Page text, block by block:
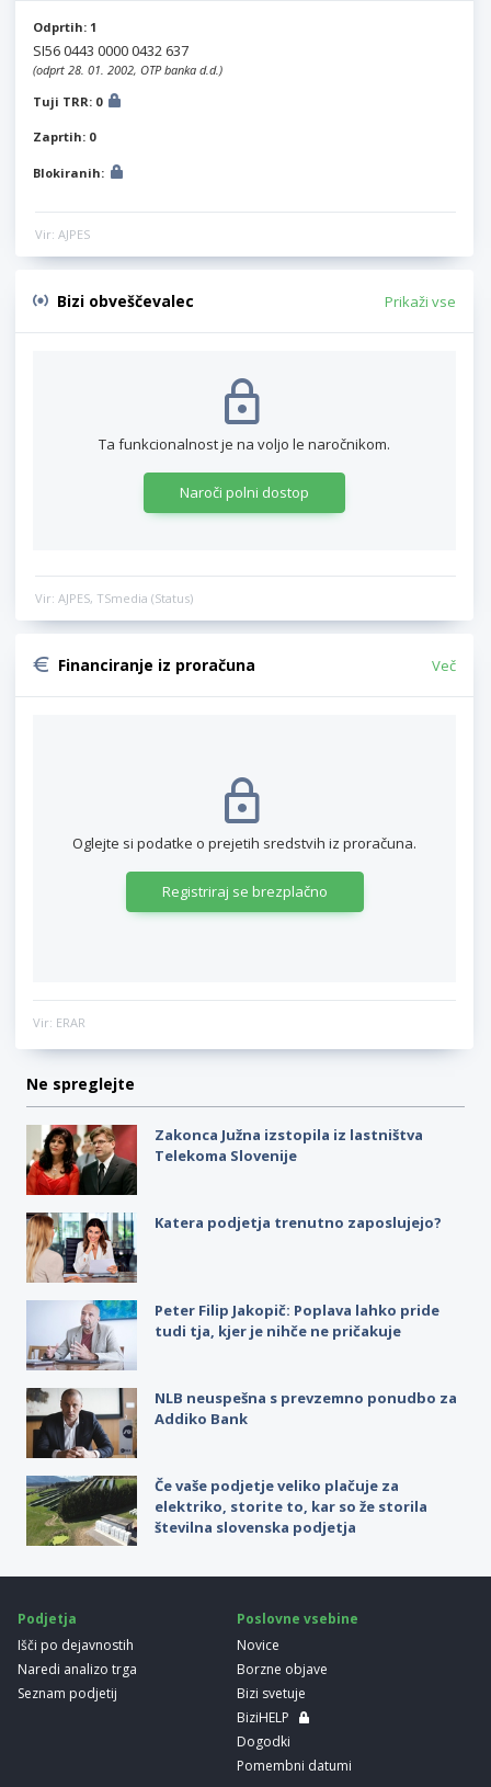
Odprtih: 1
SI56 0443 0000 0432 637
(odprt 28. 01. 2002, OTP banka d.d.)
Tuji TRR: 0
Zaprtih: 0
Blokiranih:
Vir: AJPES
Bizi obveščevalec Prikaži vse
Ta funkcionalnost je na voljo le naročnikom.
Naroči polni dostop
Vir: AJPES, TSmedia (Status)
Financiranje iz proračuna Več
Oglejte si podatke o prejetih sredstvih iz proračuna.
Registriraj se brezplačno
Vir: ERAR
Ne spreglejte
Zakonca Južna izstopila iz lastništva
Telekoma Slovenije
Katera podjetja trenutno zaposlujejo?
Peter Filip Jakopič: Poplava lahko pride
tudi tja, kjer je nihče ne pričakuje
NLB neuspešna s prevzemno ponudbo za
Addiko Bank
Če vaše podjetje veliko plačuje za
elektriko, storite to, kar so že storila
številna slovenska podjetja
Podjetja
Išči po dejavnostih
Naredi analizo trga
Seznam podjetij
Poslovne vsebine
Novice
Borzne objave
Bizi svetuje
BiziHELP
Dogodki
Pomembni datumi